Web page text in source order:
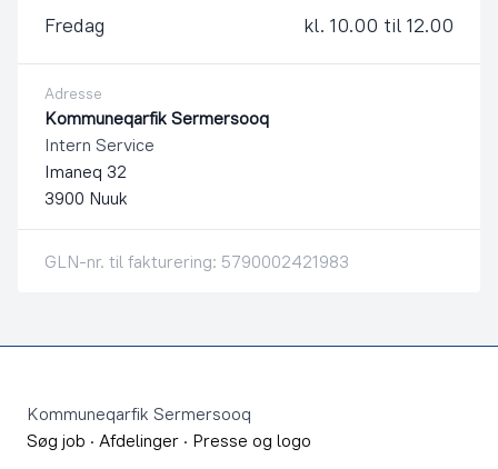
Fredag
kl. 10.00 til 12.00
Adresse
Kommuneqarfik Sermersooq
Intern Service
Imaneq 32
3900 Nuuk
GLN-nr. til fakturering: 5790002421983
Kommuneqarfik Sermersooq
Søg job · Afdelinger · Presse og logo